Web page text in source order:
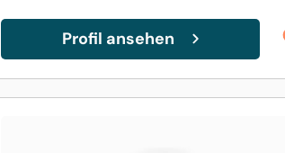
Profil ansehen